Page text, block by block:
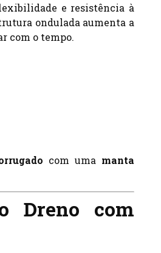
e resistência à
ondulada aumenta a
com o tempo.
com uma manta
Dreno com